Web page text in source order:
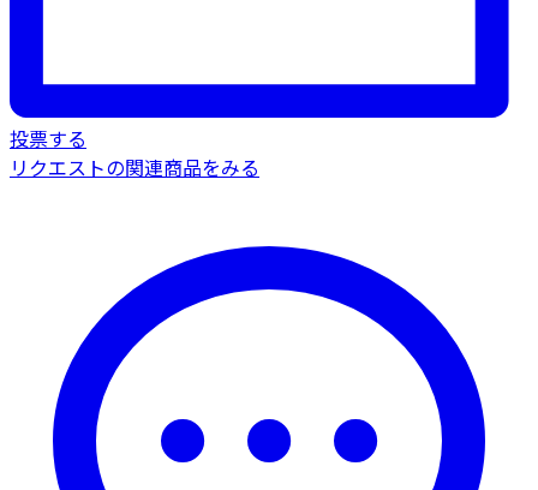
投票する
リクエストの関連商品をみる